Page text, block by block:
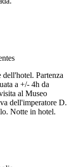
Partenza
a +/- 4h da
al Museo
dell'imperatore D.
Notte in hotel.